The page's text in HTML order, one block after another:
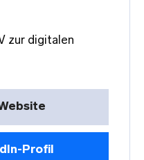
zur digitalen
Profil